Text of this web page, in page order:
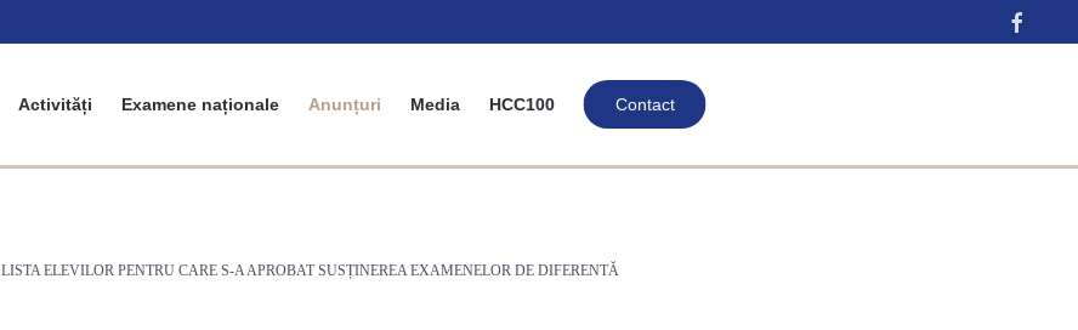
Activități Examene naționale Anunțuri Media HCC100 Contact
LISTA ELEVILOR PENTRU CARE S-A APROBAT SUSȚINEREA EXAMENELOR DE DIFERENTĂ